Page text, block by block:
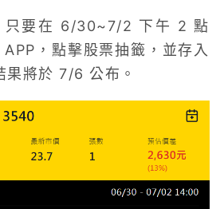
只要在 6/30~7/2 下午 2 點
，點擊股票抽籤，並存入
將於 7/6 公布。